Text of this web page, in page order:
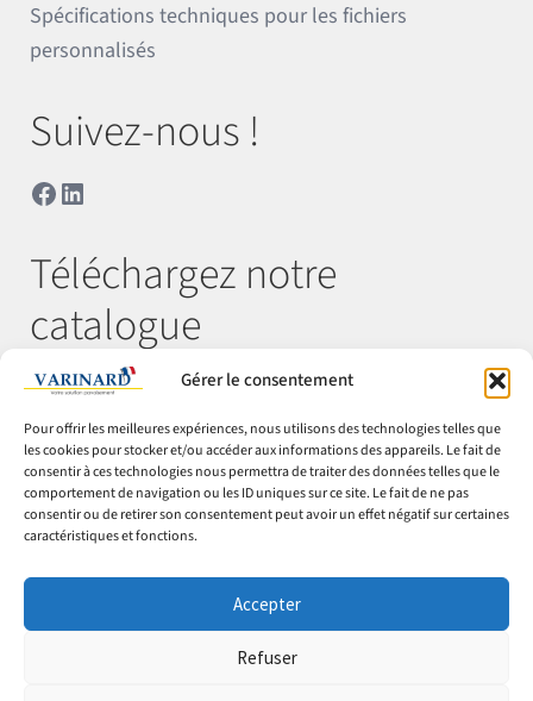
Gérer le consentement
Pour offrir les meilleures expériences, nous utilisons des technologies telles que
les cookies pour stocker et/ou accéder aux informations des appareils. Le fait de
consentir à ces technologies nous permettra de traiter des données telles que le
comportement de navigation ou les ID uniques sur ce site. Le fait de ne pas
consentir ou de retirer son consentement peut avoir un effet négatif sur certaines
caractéristiques et fonctions.
Accepter
Refuser
Spécifications techniques pour les fichiers
personnalisés
Suivez-nous !
Facebook
LinkedIn
Téléchargez notre
catalogue
© Varinard 2026